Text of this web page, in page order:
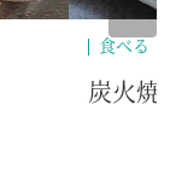
食
太